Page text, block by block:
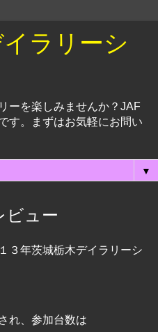
ラリーシ
ーを楽しみませんか？JAF
す。まずはお気軽にお問い
▼
ビュー
３年茨城栃木デイラリーシ
れ、参加台数は